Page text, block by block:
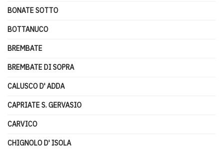
BONATE SOTTO
BOTTANUCO
BREMBATE
BREMBATE DI SOPRA
CALUSCO D' ADDA
CAPRIATE S. GERVASIO
CARVICO
CHIGNOLO D' ISOLA